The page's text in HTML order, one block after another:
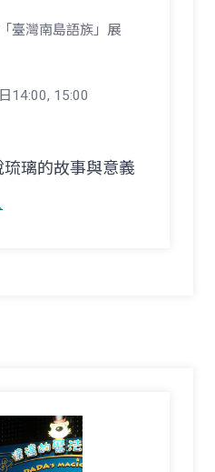
臺灣南島語族」展
14:00, 15:00
琉璃的故事與意義